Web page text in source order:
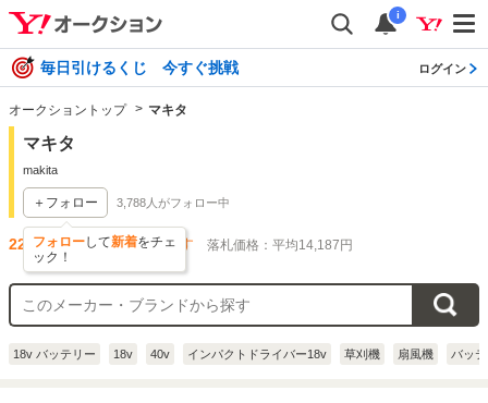
i
毎日引けるくじ 今すぐ挑戦 ログイン
オークショントップ マキタ
マキタ
makita
＋フォロー
フォローして新着をチェ
ック！
3,788 人がフォロー中
22,287件出品されています 落札価格：平均14,187円
18v バッテリー 18v 40v インパクトドライバー18v 草刈機 扇風機 バッ